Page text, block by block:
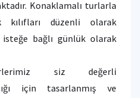
Konaklamalı turlarla
kılıfları düzenli olarak
bağlı günlük olarak
siz değerli
için tasarlanmış ve